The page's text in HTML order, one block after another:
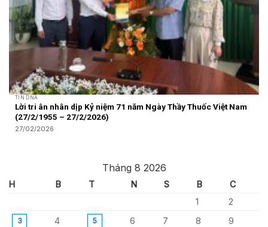
TIN DNA
Lời tri ân nhân dịp Kỷ niệm 71 năm Ngày Thầy Thuốc Việt Nam
(27/2/1955 – 27/2/2026)
27/02/2026
Tháng 8 2026
H B T N S B
C
1
2
3 4 5 6 7 8
9